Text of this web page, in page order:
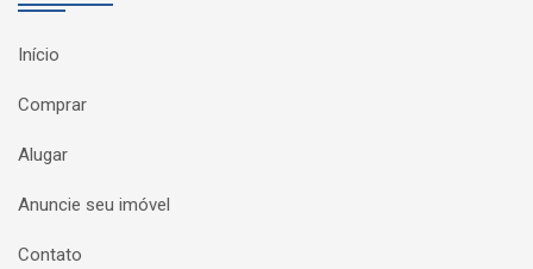
Início
Comprar
Alugar
Anuncie seu imóvel
Contato